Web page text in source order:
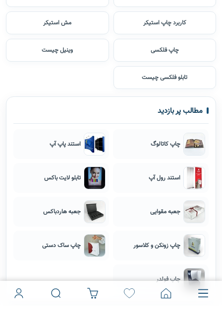
کاربرد چاپ استیکر مش استیکر
چاپ فلکسی وینیل چیست
تابلو فلکسی چیست
مطالب پر بازدید
چاپ کاتالوگ استند پاپ آپ
استند رول آپ تابلو لایت باکس
جعبه مقوایی جعبه هاردباکس
چاپ زونکن و کلاسور چاپ ساک دستی
چاپ فولدر